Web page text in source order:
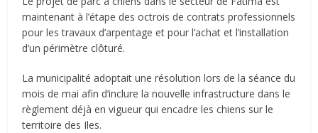
maintenant à l’étape des octrois de contrats professionnels
pour les travaux d’arpentage et pour l’achat et l’installation
d’un périmètre clôturé.
La municipalité adoptait une résolution lors de la séance du
mois de mai afin d’inclure la nouvelle infrastructure dans le
règlement déjà en vigueur qui encadre les chiens sur le
territoire des Iles.